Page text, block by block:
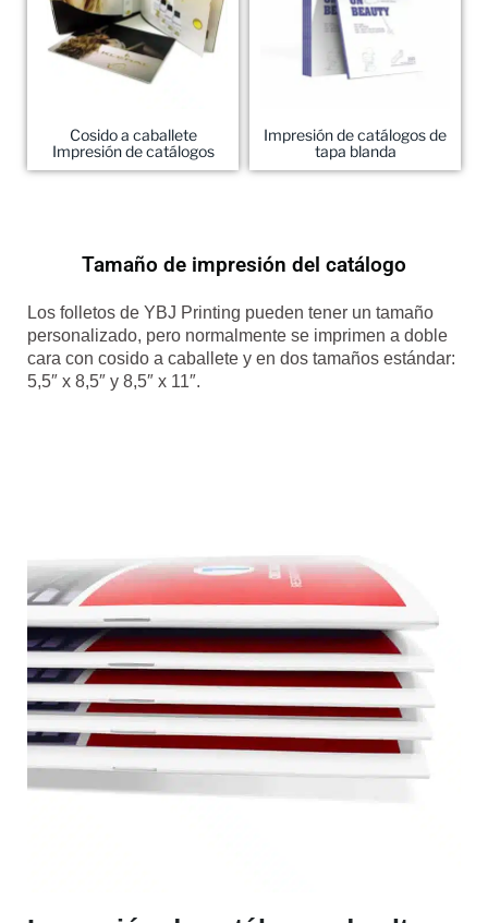
Cosido a caballete
Impresión de catálogos
Impresión de catálogos de
tapa blanda
Tamaño de impresión del catálogo
Los folletos de YBJ Printing pueden tener un tamaño
personalizado, pero normalmente se imprimen a doble
cara con cosido a caballete y en dos tamaños estándar:
5,5″ x 8,5″ y 8,5″ x 11″.